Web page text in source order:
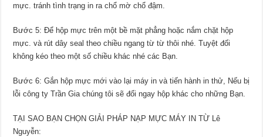
mực. tránh tình trạng in ra chổ mờ chổ đậm.
Bước 5: Để hộp mực trên một bề mặt phẳng hoặc nắm chặt hộp
mực. và rút dây seal theo chiều ngang từ từ thôi nhé. Tuyệt đối
không kéo theo một số chiều khác nhé các Bạn.
Bước 6: Gắn hộp mực mới vào lại máy in và tiến hành in thử, Nếu bị
lỗi công ty Trần Gia chúng tôi sẽ đổi ngay hộp khác cho những Bạn.
TẠI SAO BẠN CHỌN GIẢI PHÁP NẠP MỰC MÁY IN TỪ Lê
Nguyễn: